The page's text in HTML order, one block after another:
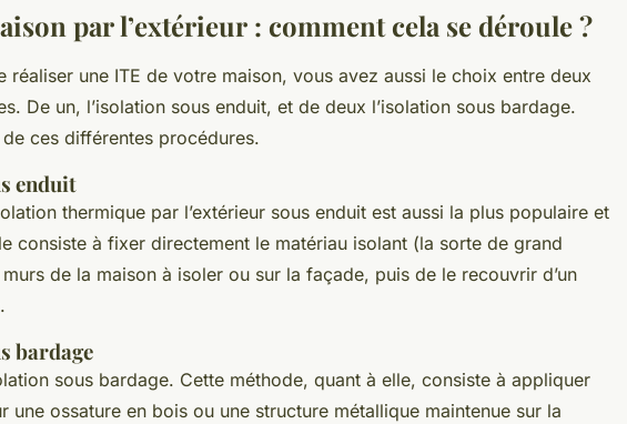
par l’extérieur : comment cela se déroule ?
réaliser une ITE de votre maison, vous avez aussi le choix entre deux
De un, l’isolation sous enduit, et de deux l’isolation sous bardage.
ces différentes procédures.
enduit
thermique par l’extérieur sous enduit est aussi la plus populaire et
consiste à fixer directement le matériau isolant (la sorte de grand
de la maison à isoler ou sur la façade, puis de le recouvrir d’un
bardage
sous bardage. Cette méthode, quant à elle, consiste à appliquer
une ossature en bois ou une structure métallique maintenue sur la